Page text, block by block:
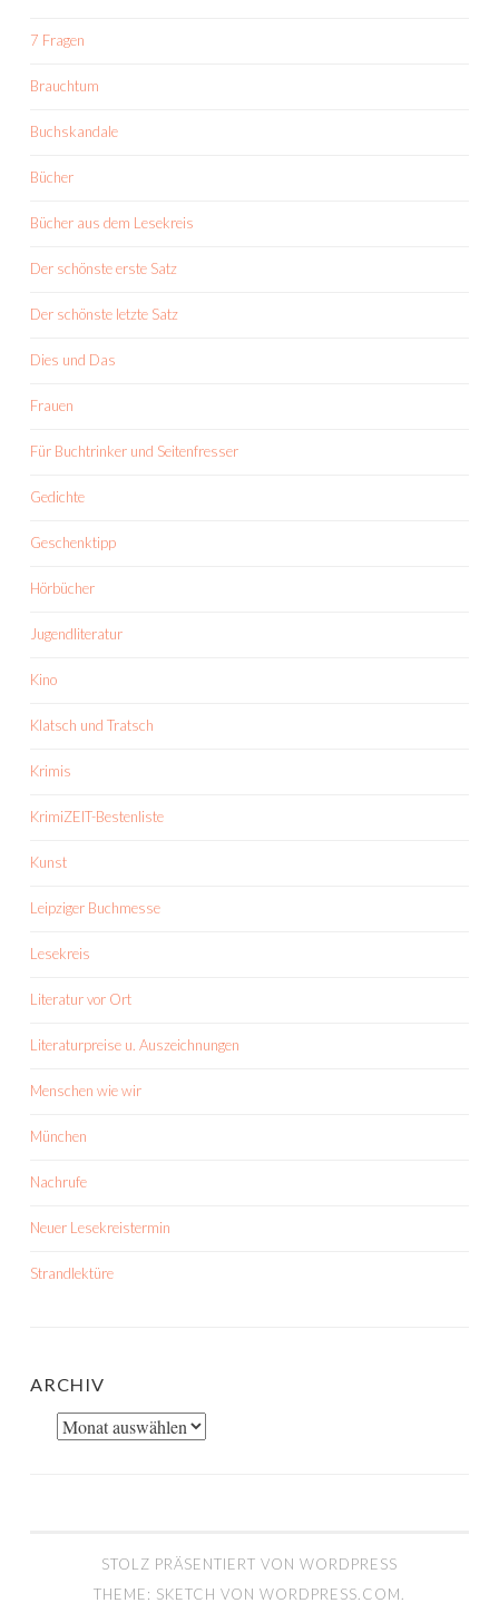
7 Fragen
Brauchtum
Buchskandale
Bücher
Bücher aus dem Lesekreis
Der schönste erste Satz
Der schönste letzte Satz
Dies und Das
Frauen
Für Buchtrinker und Seitenfresser
Gedichte
Geschenktipp
Hörbücher
Jugendliteratur
Kino
Klatsch und Tratsch
Krimis
KrimiZEIT-Bestenliste
Kunst
Leipziger Buchmesse
Lesekreis
Literatur vor Ort
Literaturpreise u. Auszeichnungen
Menschen wie wir
München
Nachrufe
Neuer Lesekreistermin
Strandlektüre
ARCHIV
Archiv
STOLZ PRÄSENTIERT VON WORDPRESS
THEME: SKETCH VON WORDPRESS.COM